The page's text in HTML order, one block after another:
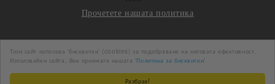
Разбрах!
Този сайт използва 'бисквитки' (cookies) за подобряване на неговата ефективност.
Използвайки сайта, Вие приемате нашата 'Политика за бисквитки'
Прочетете нашата политика